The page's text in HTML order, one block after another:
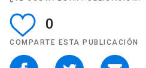
0
COMPARTE ESTA PUBLICACIÓN